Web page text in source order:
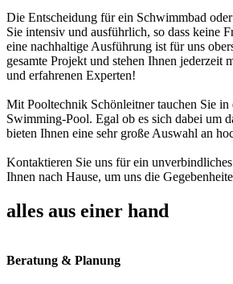
Die Entscheidung für ein Schwimmbad
Sie intensiv und ausführlich, so dass keine
eine nachhaltige Ausführung ist für uns
gesamte Projekt und stehen Ihnen jederzeit
und erfahrenen Experten!
Mit Pooltechnik Schönleitner tauchen Sie
Swimming-Pool. Egal ob es sich dabei um
bieten Ihnen eine sehr große Auswahl an
Kontaktieren Sie uns für ein
Ihnen nach Hause, um uns die
alles aus einer hand
Beratung & Planung